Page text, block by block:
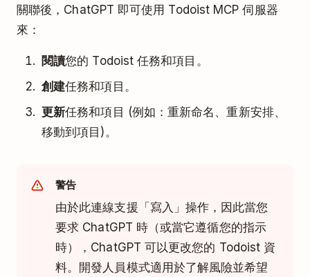
關聯後，ChatGPT 即可使用 Todoist MCP 伺服器
來：
閱讀您的 Todoist 任務和項目。
創建任務和項目。
更新任務和項目 (例如：重新命名、重新安排、
移動到項目)。
警告
由於此連線支援「寫入」操作，因此當您
要求 ChatGPT 時（或當它遵循您的指示
時），ChatGPT 可以更改您的 Todoist 資
料。開發人員模式適用於了解風險並希望